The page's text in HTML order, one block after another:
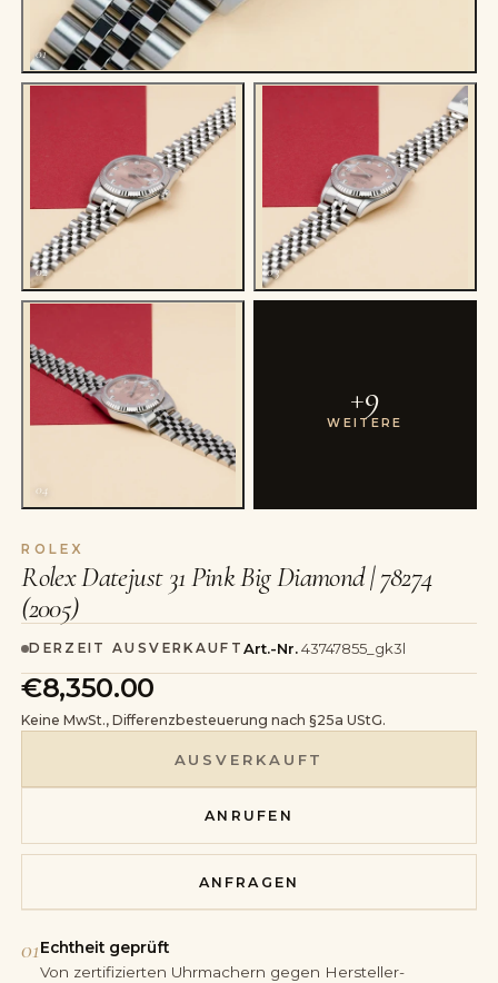
01
02 03
04
+9
WEITERE
ROLEX
Rolex Datejust 31 Pink Big Diamond | 78274
(2005)
DERZEIT AUSVERKAUFTArt.-Nr.43747855_gk3l
€8,350.00
Keine MwSt., Differenzbesteuerung nach §25a UStG.
AUSVERKAUFT
ANRUFEN
ANFRAGEN
01Echtheit geprüft
Von zertifizierten Uhrmachern gegen Hersteller-